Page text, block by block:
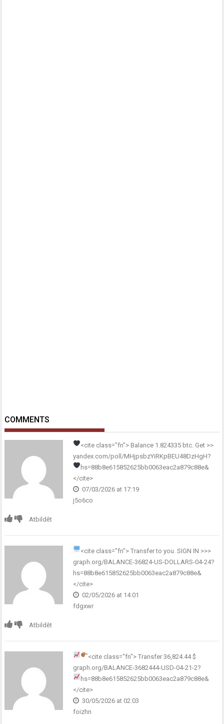
COMMENTS
<cite class="fn"> Balance 1.824335 btc. Get >>
yandex.com/poll/MHjpsbzYiRKpBEU48DzHgH?
hs=88b8e615852625bb0063eac2a879c88e&
</cite>
07/03/2026 at 17:19
j5o6co
Atbildēt
<cite class="fn"> Transfer to you. SIGN IN >>>
graph.org/BALANCE-36824-US-DOLLARS-04-24?
hs=88b8e615852625bb0063eac2a879c88e&
</cite>
02/05/2026 at 14:01
fdgxwr
Atbildēt
<cite class="fn"> Transfer 36,824.44 $
graph.org/BALANCE-3682444-USD-04-21-2?
hs=88b8e615852625bb0063eac2a879c88e&
</cite>
30/05/2026 at 02:03
foizhn